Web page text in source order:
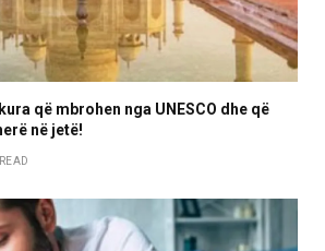
që mbrohen nga UNESCO dhe që
në jetë!